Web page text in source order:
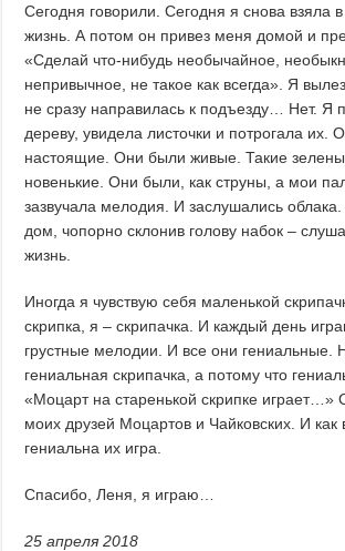
Сегодня говорили. Сегодня я снова взяла в
жизнь. А потом он привез меня домой и
«Сделай что-нибудь необычайное,
непривычное, не такое как всегда». Я
не сразу направилась к подъезду… Нет. Я
дереву, увидела листочки и потрогала их.
настоящие. Они были живые. Такие
новенькие. Они были, как струны, а мои
зазвучала мелодия. И заслушались
дом, чопорно склонив голову набок –
жизнь.
Иногда я чувствую себя маленькой
скрипка, я – скрипачка. И каждый день
грустные мелодии. И все они гениальные.
гениальная скрипачка, а потому что
«Моцарт на старенькой скрипке играет…»
моих друзей Моцартов и Чайковских. И как
гениальна их игра.
Спасибо, Леня, я играю…
25 апреля 2018